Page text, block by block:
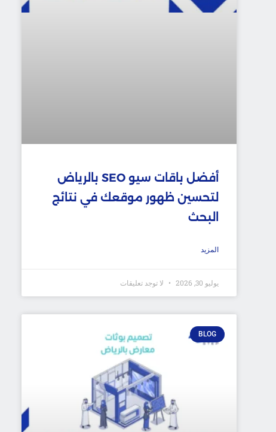
أفضل باقات سيو SEO بالرياض
لتحسين ظهور موقعك في نتائج
البحث
المزيد
يوليو 30, 2026 لا توجد تعليقات
BLOG